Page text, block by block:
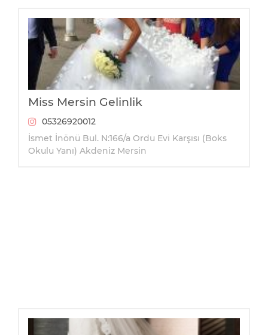
Miss Mersin Gelinlik
05326920012
İsmet İnönü Bul. N:166/a Ordu Evi Karşısı (Boks
Okulu Yanı) Akdeniz Mersin